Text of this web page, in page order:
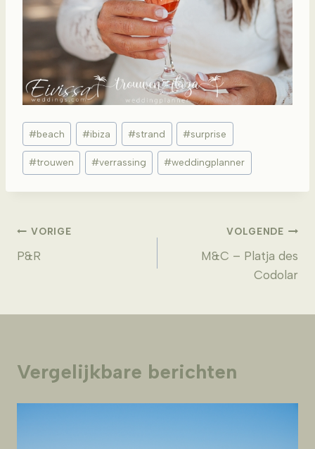
Bericht
tags:
#beach #ibiza #strand #surprise
#trouwen #verrassing #weddingplanner
Bericht
navigatie
VORIGE
P&R
VOLGENDE
M&C – Platja des
Codolar
Vergelijkbare berichten